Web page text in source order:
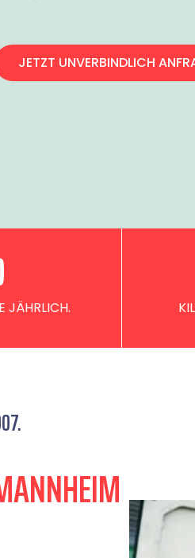
JETZT UNVERBINDLICH
JÄHRLICH.